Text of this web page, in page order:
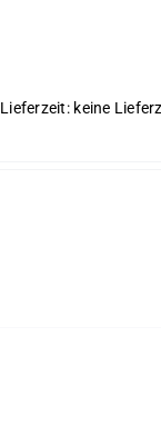
Lieferzeit: keine